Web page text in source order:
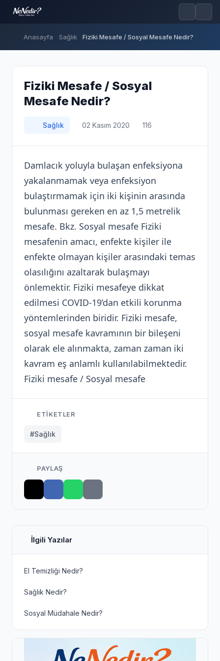
Anasayfa Sağlık Fiziki Mesafe / Sosyal Mesafe Nedir?
Fiziki Mesafe / Sosyal
Mesafe Nedir?
Sağlık 02 Kasım 2020 116
Damlacık yoluyla bulaşan enfeksiyona
yakalanmamak veya enfeksiyon
bulaştırmamak için iki kişinin arasında
bulunması gereken en az 1,5 metrelik
mesafe. Bkz. Sosyal mesafe Fiziki
mesafenin amacı, enfekte kişiler ile
enfekte olmayan kişiler arasındaki temas
olasılığını azaltarak bulaşmayı
önlemektir. Fiziki mesafeye dikkat
edilmesi COVID-19’dan etkili korunma
yöntemlerinden biridir. Fiziki mesafe,
sosyal mesafe kavramının bir bileşeni
olarak ele alınmakta, zaman zaman iki
kavram eş anlamlı kullanılabilmektedir.
Fiziki mesafe / Sosyal mesafe
ETIKETLER
#Sağlık
PAYLAŞ
İlgili Yazılar
El Temizliği Nedir?
Sağlık Nedir?
Sosyal Müdahale Nedir?